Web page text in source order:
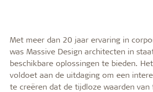
Met meer dan 20 jaar ervaring in
was Massive Design architecten in
beschikbare oplossingen te bieden.
voldoet aan de uitdaging om een
te creëren dat de tijdloze waarden